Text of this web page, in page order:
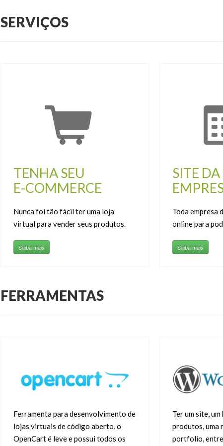
SERVIÇOS
TENHA SEU
E-COMMERCE
Nunca foi tão fácil ter uma loja
virtual para vender seus produtos.
Saiba mais
SITE
Toda empresa
online para
Saiba mais
FERRAMENTAS
Ferramenta para desenvolvimento de
lojas virtuais de código aberto, o
OpenCart é leve e possui todos os
Ter um site,
produtos, uma
portfolio,